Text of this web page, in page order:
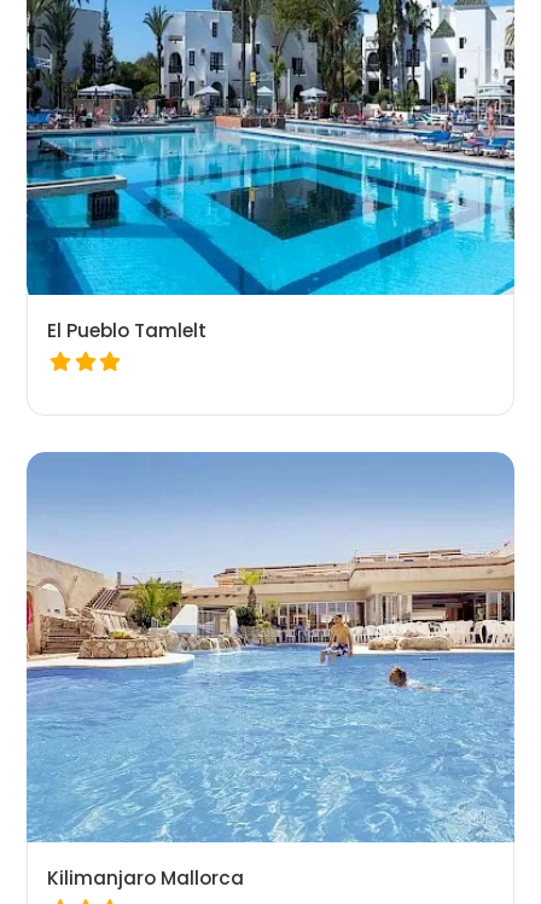
El Pueblo Tamlelt
Kilimanjaro Mallorca